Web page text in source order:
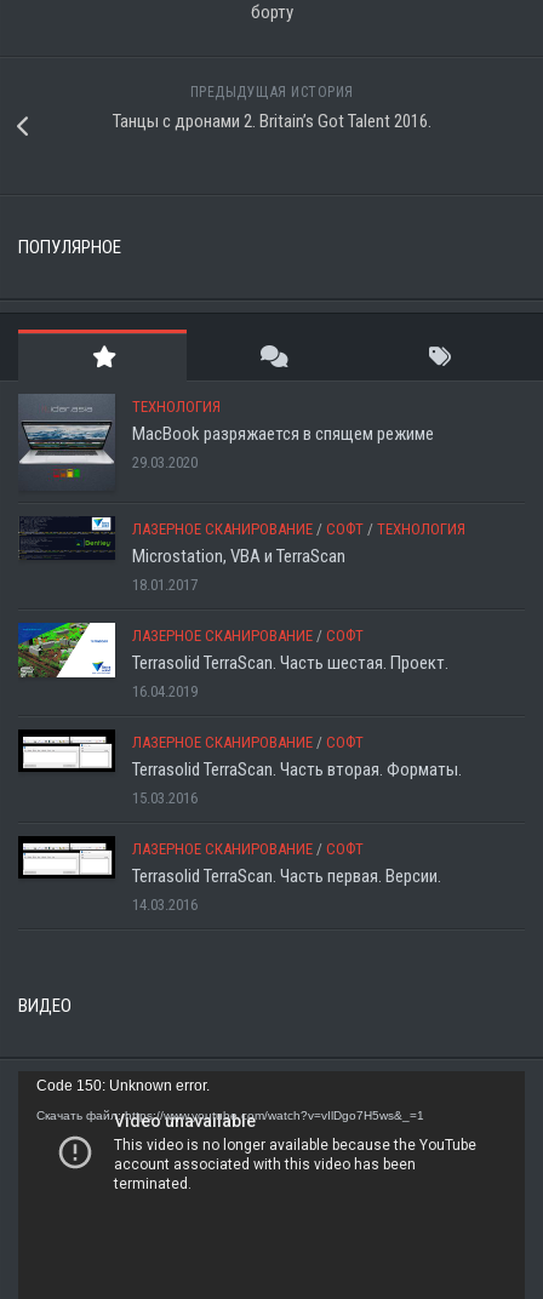
борту
ПРЕДЫДУЩАЯ ИСТОРИЯ
Танцы с дронами 2. Britain’s Got Talent 2016.
ПОПУЛЯРНОЕ
ТЕХНОЛОГИЯ
MacBook разряжается в спящем режиме
29.03.2020
ЛАЗЕРНОЕ СКАНИРОВАНИЕ / СОФТ / ТЕХНОЛОГИЯ
Microstation, VBA и TerraScan
18.01.2017
ЛАЗЕРНОЕ СКАНИРОВАНИЕ / СОФТ
Terrasolid TerraScan. Часть шестая. Проект.
16.04.2019
ЛАЗЕРНОЕ СКАНИРОВАНИЕ / СОФТ
Terrasolid TerraScan. Часть вторая. Форматы.
15.03.2016
ЛАЗЕРНОЕ СКАНИРОВАНИЕ / СОФТ
Terrasolid TerraScan. Часть первая. Версии.
14.03.2016
ВИДЕО
Видеоплеер
Code 150: Unknown error.
Скачать файл: https://www.youtube.com/watch?v=vIlDgo7H5ws&_=1